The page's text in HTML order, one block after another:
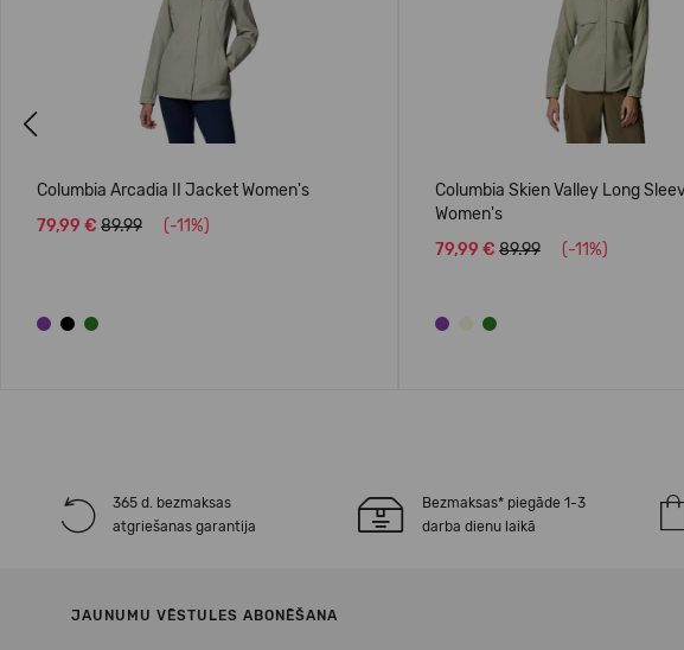
Columbia Arcadia II Jacket Women's
79,99 € 89.99 (-11%)
Columbia Skien Valley Long
Women's
79,99 € 89.99 (-11%)
365 d. bezmaksas
atgriešanas garantija
Bezmaksas* piegāde 1-3
darba dienu laikā
JAUNUMU VĒSTULES ABONĒŠANA